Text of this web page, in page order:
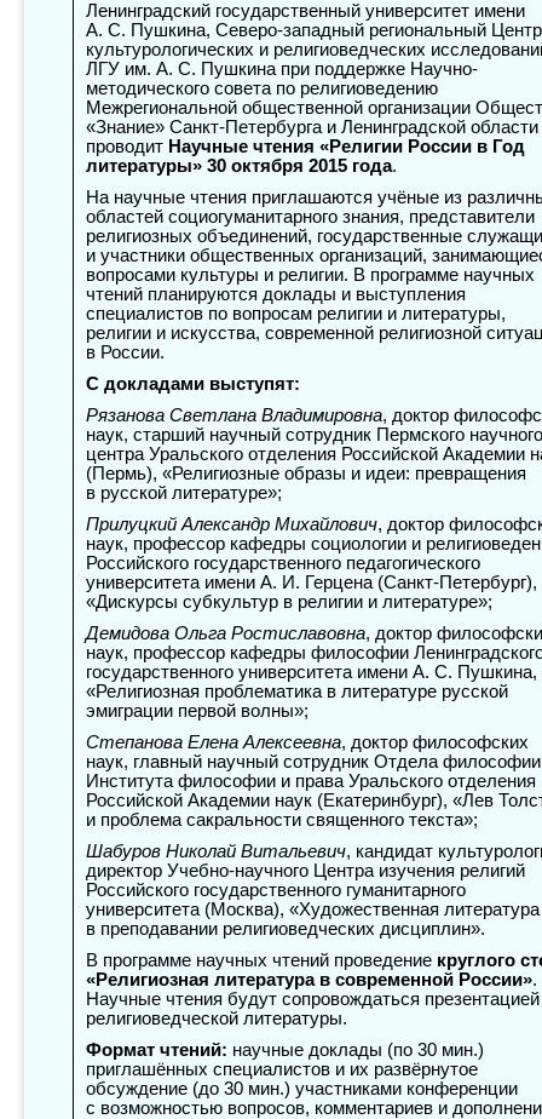
Ленинградский государственный университет имени
А. С. Пушкина, Северо-западный региональный Центр
культурологических и религиоведческих
ЛГУ им. А. С. Пушкина при поддержке Научно-
методического совета по религиоведению
Межрегиональной общественной организации
«Знание» Санкт-Петербурга и Ленинградской области
проводит Научные чтения «Религии России в Год
литературы» 30 октября 2015 года.
На научные чтения приглашаются учёные из
областей социогуманитарного знания, представители
религиозных объединений, государственные
и участники общественных организаций,
вопросами культуры и религии. В программе научных
чтений планируются доклады и выступления
специалистов по вопросам религии и литературы,
религии и искусства, современной религиозной
в России.
С докладами выступят:
Рязанова Светлана Владимировна, доктор
наук, старший научный сотрудник Пермского научного
центра Уральского отделения Российской Академии
(Пермь), «Религиозные образы и идеи: превращения
в русской литературе»;
Прилуцкий Александр Михайлович, доктор
наук, профессор кафедры социологии и
Российского государственного педагогического
университета имени А. И. Герцена (Санкт-Петербург),
«Дискурсы субкультур в религии и литературе»;
Демидова Ольга Ростиславовна, доктор
наук, профессор кафедры философии
государственного университета имени А. С. Пушкина,
«Религиозная проблематика в литературе русской
эмиграции первой волны»;
Степанова Елена Алексеевна, доктор философских
наук, главный научный сотрудник Отдела философии
Института философии и права Уральского отделения
Российской Академии наук (Екатеринбург), «Лев
и проблема сакральности священного текста»;
Шабуров Николай Витальевич, кандидат
директор Учебно-научного Центра изучения религий
Российского государственного гуманитарного
университета (Москва), «Художественная литература
в преподавании религиоведческих дисциплин».
В программе научных чтений проведение круглого
«Религиозная литература в современной России».
Научные чтения будут сопровождаться презентацией
религиоведческой литературы.
Формат чтений: научные доклады (по 30 мин.)
приглашённых специалистов и их развёрнутое
обсуждение (до 30 мин.) участниками конференции
с возможностью вопросов, комментариев и